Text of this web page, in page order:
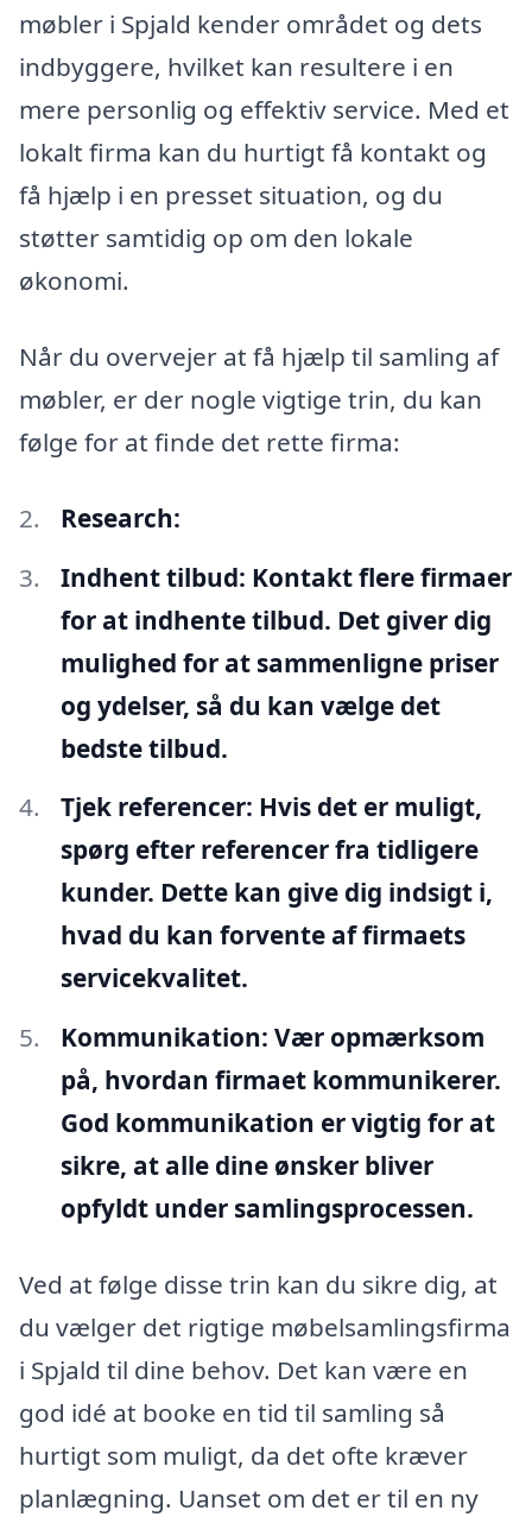
møbler i Spjald kender området og dets
indbyggere, hvilket kan resultere i en
mere personlig og effektiv service. Med et
lokalt firma kan du hurtigt få kontakt og
få hjælp i en presset situation, og du
støtter samtidig op om den lokale
økonomi.
Når du overvejer at få hjælp til samling af
møbler, er der nogle vigtige trin, du kan
følge for at finde det rette firma:
Research:
Indhent tilbud: Kontakt flere firmaer
for at indhente tilbud. Det giver dig
mulighed for at sammenligne priser
og ydelser, så du kan vælge det
bedste tilbud.
Tjek referencer: Hvis det er muligt,
spørg efter referencer fra tidligere
kunder. Dette kan give dig indsigt i,
hvad du kan forvente af firmaets
servicekvalitet.
Kommunikation: Vær opmærksom
på, hvordan firmaet kommunikerer.
God kommunikation er vigtig for at
sikre, at alle dine ønsker bliver
opfyldt under samlingsprocessen.
Ved at følge disse trin kan du sikre dig, at
du vælger det rigtige møbelsamlingsfirma
i Spjald til dine behov. Det kan være en
god idé at booke en tid til samling så
hurtigt som muligt, da det ofte kræver
planlægning. Uanset om det er til en ny